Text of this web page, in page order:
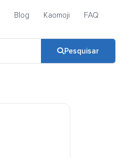
Blog Kaomoji FAQ
Pesquisar